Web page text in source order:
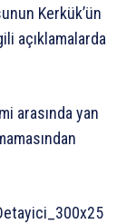
Kerkük’ün
açıklamalarda
arasında yan